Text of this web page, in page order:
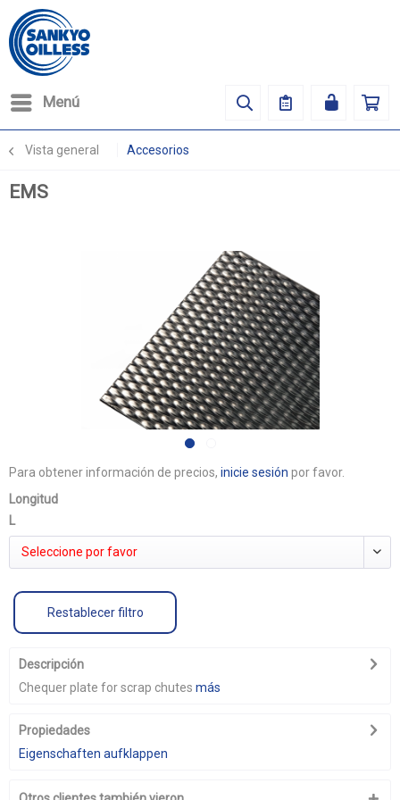
Menú
Vista general Accesorios
EMS
Para obtener información de precios, inicie sesión por favor.
Longitud
L
Seleccione por favor
Restablecer filtro
Descripción
Chequer plate for scrap chutes más
Propiedades
Eigenschaften aufklappen